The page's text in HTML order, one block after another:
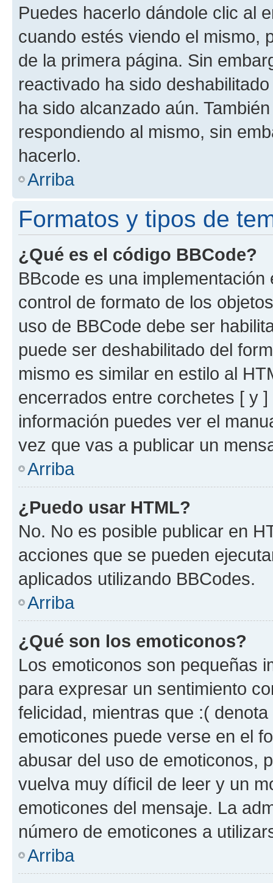
Puedes hacerlo dándole clic al
cuando estés viendo el mismo,
de la primera página. Sin
reactivado ha sido
ha sido alcanzado aún.
respondiendo al mismo, sin
hacerlo.
Arriba
Formatos y tipos de
¿Qué es el código BBCode?
BBcode es una
control de formato de los
uso de BBCode debe ser
puede ser deshabilitado del
mismo es similar en estilo al
encerrados entre corchetes [ y
información puedes ver el
vez que vas a publicar un
Arriba
¿Puedo usar HTML?
No. No es posible publicar en
acciones que se pueden
aplicados utilizando BBCodes.
Arriba
¿Qué son los emoticonos?
Los emoticonos son pequeñas
para expresar un sentimiento
felicidad, mientras que :(
emoticones puede verse en el
abusar del uso de emoticonos,
vuelva muy díficil de leer y un
emoticones del mensaje. La
número de emoticones a
Arriba